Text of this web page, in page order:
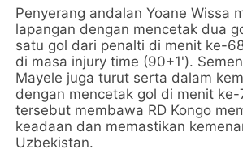
Penyerang andalan Yoane Wissa
lapangan dengan mencetak dua
satu gol dari penalti di menit ke-
di masa injury time (90+1').
Mayele juga turut serta dalam
dengan mencetak gol di menit
tersebut membawa RD Kongo
keadaan dan memastikan
Uzbekistan.